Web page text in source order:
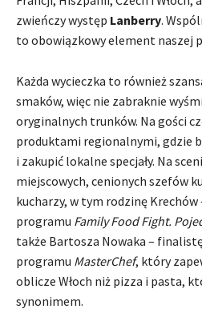
zwieńczy występ Lanberry.
to obowiązkowy element naszej
Każda wycieczka to również
smaków, więc nie zabraknie
oryginalnych trunków. Na gości
produktami regionalnymi, gdzie
i zakupić lokalne specjały. Na
miejscowych, cenionych szefów
kucharzy, w tym rodzinę Krechów
programu Family Food Fight.
także Bartosza Nowaka –
programu MasterChef, który
oblicze Włoch niż pizza i pasta,
synonimem.